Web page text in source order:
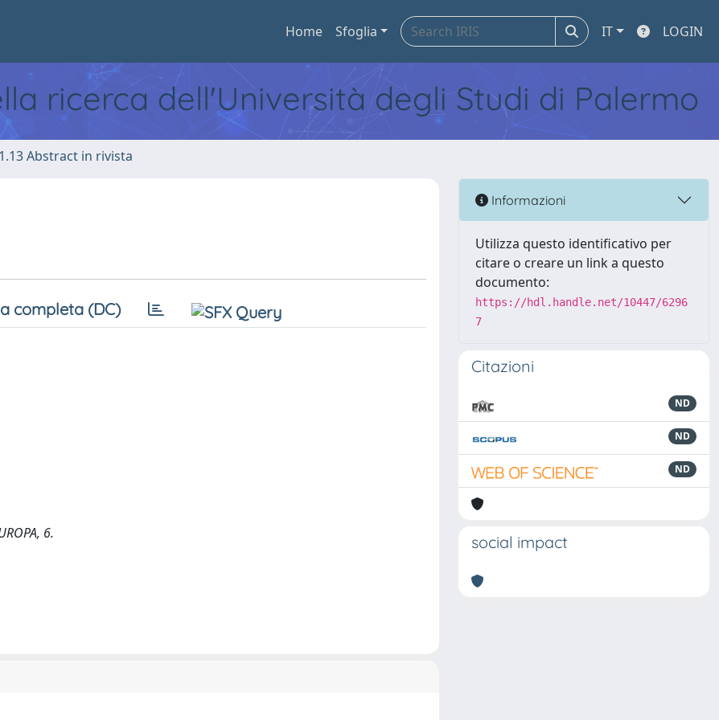
Home Sfoglia IT LOGIN
ricerca dell'Università degli Studi di Palermo
1.13 Abstract in rivista
completa (DC)
6.
Informazioni
Utilizza questo identificativo per
citare o creare un link a questo
documento:
https://hdl.handle.net/10447/6296
7
Citazioni
ND
ND
ND
social impact